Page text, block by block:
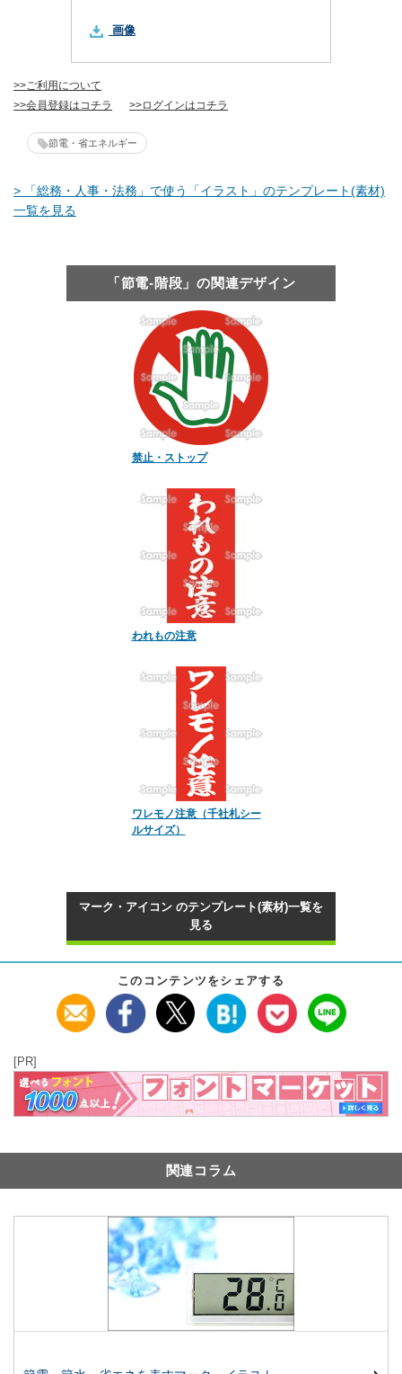
画像
>>ご利用について
>>会員登録はコチラ
>>ログインはコチラ
節電・省エネルギー
> 「総務・人事・法務」で使う「イラスト」のテンプレート(素材)
一覧を見る
「節電-階段」の関連デザイン
禁止・ストップ
われもの注意
ワレモノ注意（千社札シー
ルサイズ）
マーク・アイコン のテンプレート(素材)一覧を
見る
このコンテンツをシェアする
[PR]
関連コラム